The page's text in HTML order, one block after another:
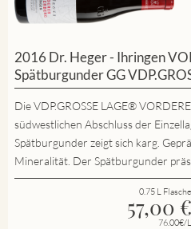
2016 Dr. Heger - Ihringen
Spätburgunder GG
Die VDP.GROSSE LAGE®
südwestlichen Abschluss der
Spätburgunder zeigt sich karg.
Mineralität. Der Spätburgunder
0.75 L Flasche
57,00 €
76.00€/L